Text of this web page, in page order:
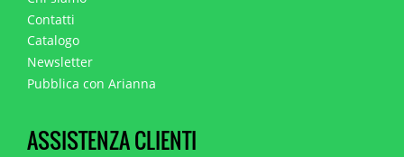
Contatti
Catalogo
Newsletter
Pubblica con Arianna
ASSISTENZA CLIENTI